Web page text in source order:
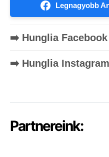
Legnagyobb
➡️ Hunglia Facebook
➡️ Hunglia
Partnereink: